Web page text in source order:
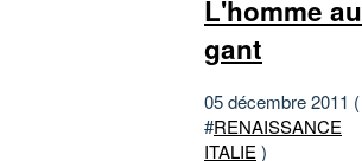
L'homme au
gant
05 décembre 2011 (
#RENAISSANCE
ITALIE)